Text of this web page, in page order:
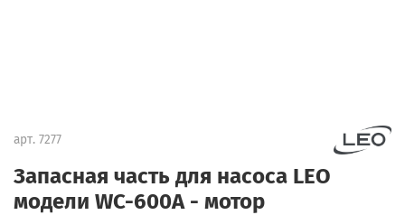
арт. 7277
Запасная часть для насоса LEO
модели WC-600A - мотор